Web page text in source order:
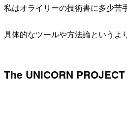
私はオライリーの技術書に多少苦
具体的なツールや方法論というよ
The UNICORN PROJECT